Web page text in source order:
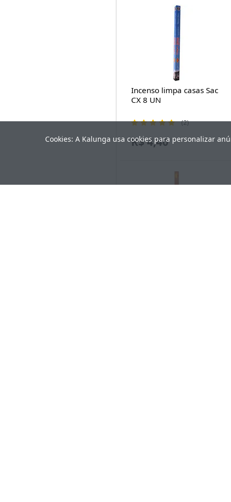
Incenso limpa casas Sac
CX 8 UN
(2)
R$ 4,40
Cookies: A Kalunga usa cookies para personalizar